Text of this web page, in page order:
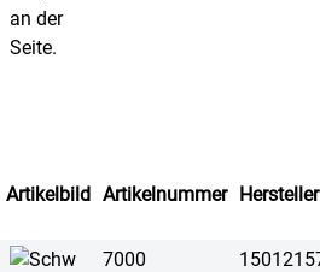
Artikelbild Artikelnummer
7000